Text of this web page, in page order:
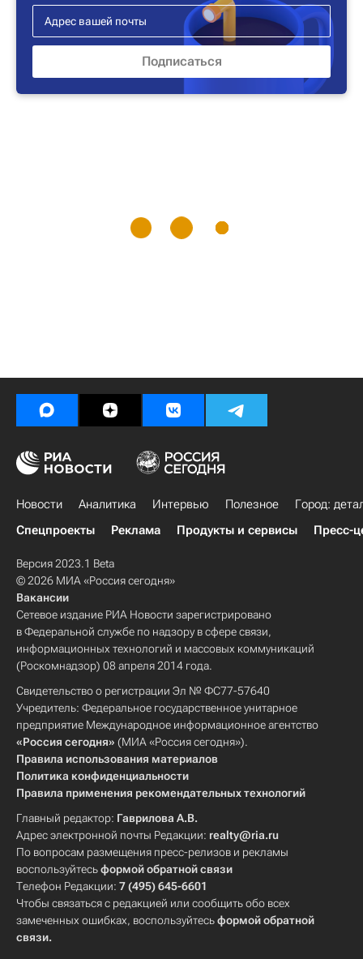
Новости Аналитика Интервью Полезное
Город:
Спецпроекты
Реклама Продукты и сервисы Пресс-
Версия 2023.1 Beta
© 2026 МИА «Россия сегодня»
Вакансии
Сетевое издание РИА Новости зарегистрировано
в Федеральной службе по надзору в сфере связи,
информационных технологий и массовых коммуникаций
(Роскомнадзор) 08 апреля 2014 года.
Свидетельство о регистрации Эл № ФС77-57640
Учредитель: Федеральное государственное унитарное
предприятие Международное информационное агентство
«Россия сегодня» (МИА «Россия сегодня»).
Правила использования материалов
Политика конфиденциальности
Правила применения рекомендательных технологий
Главный редактор: Гаврилова А.В.
Адрес электронной почты Редакции: realty@ria.ru
По вопросам размещения пресс-релизов и рекламы
воспользуйтесьформой обратной связи
Телефон Редакции: 7 (495) 645-6601
Чтобы связаться с редакцией или сообщить обо всех
замеченных ошибках, воспользуйтесьформой обратной
связи.